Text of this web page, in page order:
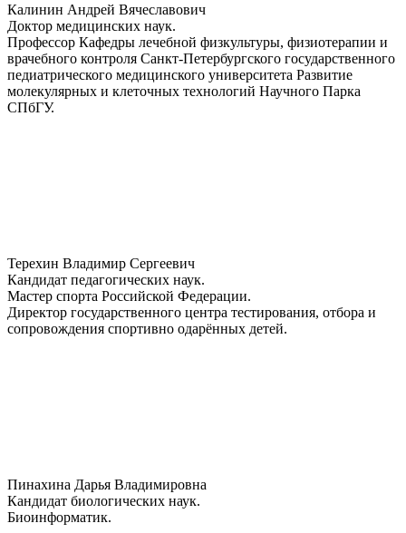
Калинин Андрей Вячеславович
Доктор медицинских наук.
Профессор Кафедры лечебной физкультуры, физиотерапии и
врачебного контроля Санкт-Петербургского государственного
педиатрического медицинского университета Развитие
молекулярных и клеточных технологий Научного Парка
СПбГУ.
Терехин Владимир Сергеевич
Кандидат педагогических наук.
Мастер спорта Российской Федерации.
Директор государственного центра тестирования, отбора и
сопровождения спортивно одарённых детей.
Пинахина Дарья Владимировна
Кандидат биологических наук.
Биоинформатик.